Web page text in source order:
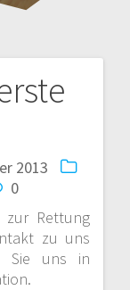
2013
0
zur Rettung
zu uns
Sie uns in